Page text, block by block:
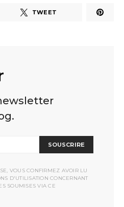
TWEET
SOUSCRIRE
VOUS CONFIRMEZ AVOIR LU
D'UTILISATION CONCERNANT
SOUMISES VIA CE